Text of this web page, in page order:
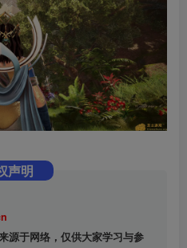
声明
源于网络，仅供大家学习与参